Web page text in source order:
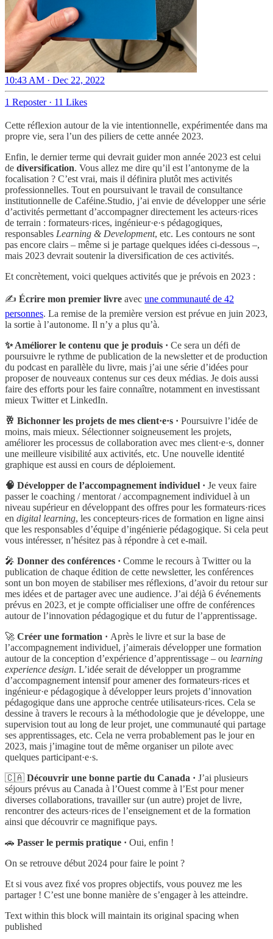
10:43 AM · Dec 22, 2022
1 Reposter· 11 Likes
Cette réflexion autour de la vie intentionnelle, expérimentée dans ma
propre vie, sera l’un des piliers de cette année 2023.
Enfin, le dernier terme qui devrait guider mon année 2023 est celui
de diversification. Vous allez me dire qu’il est l’antonyme de la
focalisation ? C’est vrai, mais il définira plutôt mes activités
professionnelles. Tout en poursuivant le travail de consultance
institutionnelle de Caféine.Studio, j’ai envie de développer une série
d’activités permettant d’accompagner directement les acteurs·rices
de terrain : formateurs·rices, ingénieur·e·s pédagogiques,
responsables Learning & Development, etc. Les contours ne sont
pas encore clairs – même si je partage quelques idées ci-dessous –,
mais 2023 devrait soutenir la diversification de ces activités.
Et concrètement, voici quelques activités que je prévois en 2023 :
✍️ Écrire mon premier livre avec une communauté de 42
personnes. La remise de la première version est prévue en juin 2023,
la sortie à l’autonome. Il n’y a plus qu’à.
✨ Améliorer le contenu que je produis · Ce sera un défi de
poursuivre le rythme de publication de la newsletter et de production
du podcast en parallèle du livre, mais j’ai une série d’idées pour
proposer de nouveaux contenus sur ces deux médias. Je dois aussi
faire des efforts pour les faire connaître, notamment en investissant
mieux Twitter et LinkedIn.
🥂 Bichonner les projets de mes client·e·s · Poursuivre l’idée de
moins, mais mieux. Sélectionner soigneusement les projets,
améliorer les processus de collaboration avec mes client·e·s, donner
une meilleure visibilité aux activités, etc. Une nouvelle identité
graphique est aussi en cours de déploiement.
🧠 Développer de l’accompagnement individuel · Je veux faire
passer le coaching / mentorat / accompagnement individuel à un
niveau supérieur en développant des offres pour les formateurs·rices
en digital learning, les concepteurs·rices de formation en ligne ainsi
que les responsables d’équipe d’ingénierie pédagogique. Si cela peut
vous intéresser, n’hésitez pas à répondre à cet e-mail.
🎤 Donner des conférences · Comme le recours à Twitter ou la
publication de chaque édition de cette newsletter, les conférences
sont un bon moyen de stabiliser mes réflexions, d’avoir du retour sur
mes idées et de partager avec une audience. J’ai déjà 6 événements
prévus en 2023, et je compte officialiser une offre de conférences
autour de l’innovation pédagogique et du futur de l’apprentissage.
🚀 Créer une formation · Après le livre et sur la base de
l’accompagnement individuel, j’aimerais développer une formation
autour de la conception d’expérience d’apprentissage – ou learning
experience design. L’idée serait de développer un programme
d’accompagnement intensif pour amener des formateurs·rices et
ingénieur·e pédagogique à développer leurs projets d’innovation
pédagogique dans une approche centrée utilisateurs·rices. Cela se
dessine à travers le recours à la méthodologie que je développe, une
supervision tout au long de leur projet, une communauté qui partage
ses apprentissages, etc. Cela ne verra probablement pas le jour en
2023, mais j’imagine tout de même organiser un pilote avec
quelques participant·e·s.
🇨🇦 Découvrir une bonne partie du Canada · J’ai plusieurs
séjours prévus au Canada à l’Ouest comme à l’Est pour mener
diverses collaborations, travailler sur (un autre) projet de livre,
rencontrer des acteurs·rices de l’enseignement et de la formation
ainsi que découvrir ce magnifique pays.
🚗 Passer le permis pratique · Oui, enfin !
On se retrouve début 2024 pour faire le point ?
Et si vous avez fixé vos propres objectifs, vous pouvez me les
partager ! C’est une bonne manière de s’engager à les atteindre.
Text within this block will maintain its original spacing when
published